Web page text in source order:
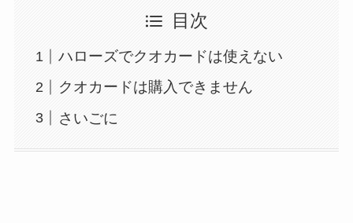
目次
ハローズでクオカードは使えない
クオカードは購入できません
さいごに